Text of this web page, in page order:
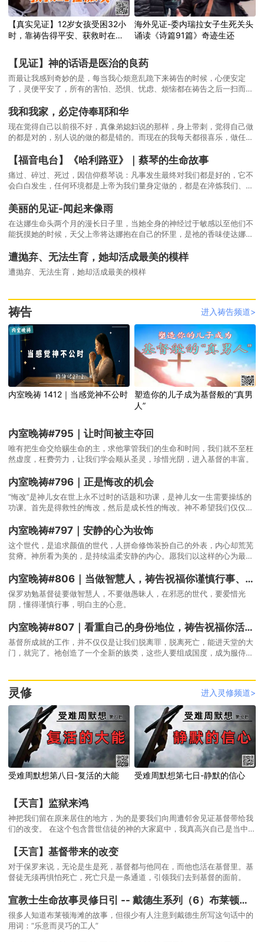
【真实见证】12岁女孩受困32小
时，靠祷告得平安、获救时在微
海外见证-委内瑞拉女子生死关头
诵读《诗篇91篇》奇迹生还
【见证】神的话语是医治的良药
而最让我感到奇妙的是，每当我心烦意乱跪下来祷告的时候，心便安定
了，灵便平安了，所有的害怕、恐惧、忧虑、烦恼都在祷告之后一扫而
的害怕、忧虑和烦恼不过夜。就这样，一次又一次的软弱，一次又一次靠
我和我家，必定侍奉耶和华
现在觉得自己以前很不好，真像弟媳妇说的那样，身上带刺，觉得自己做
的都是对的，别人说的做的都是错的。而现在的我每天都很喜乐，做任何
平静，觉得自己很幸福，也很感恩。
【福音电台】《哈利路亚》｜蔡琴的生命故事
痛过、碎过、死过，因信仰蔡琴说：凡事发生最终对我们都是好的，它不
会白白发生，任何环境都是上帝为我们量身定做的，都是在淬炼我们、塑
美丽的见证-闻起来像雨
在达娜生命头两个月的漫长日子里，当她全身的神经过于敏感以至他们不
能抚摸她的时候，天父上帝将达娜抱在自己的怀里，是祂的香味使达娜始
遭抛弃、无法生育，她却活成最美的模样
遭抛弃、无法生育，她却活成最美的模样
祷告 进入祷告频道>
内室晚祷 1412｜当感觉神不公时
塑造你的儿子成为基督般的“真男
人”
内室晚祷#795｜让时间被主夺回
唯有把生命交给赐生命的主，求他掌管我们的生命和时间，我们就不至枉
然虚度，枉费劳力，让我们学会顺从圣灵，珍惜光阴，进入基督的丰富。
内室晚祷#796｜正是悔改的机会
“悔改”是神儿女在世上永不过时的话题和功课，是神儿女一生需要操练的
功课。首先是得救性的悔改，然后是成长性的悔改。神不希望我们仅仅躺
内室晚祷#797｜安静的心为妆饰
这个世代，是追求颜值的世代，人拼命修饰装扮自己的外表，内心却荒芜
贫瘠。神所看为美的，是持续温柔安静的内心。愿我们以这样的心为最美
内室晚祷#806｜当做智慧人，祷告祝福你谨慎行事、爱惜光阴
保罗劝勉基督徒要做智慧人，不要做愚昧人，在邪恶的世代，要爱惜光
阴，懂得谨慎行事，明白主的心意。
内室晚祷#807｜看重自己的身份地位，祷告祝福你活出尊贵荣耀、宣扬基督美德
基督所成就的工作，并不仅仅是让我们脱离罪，脱离死亡，能进天堂的大
门，就完了。祂创造了一个全新的族类，这些人要组成国度，成为服侍万
灵修 进入灵修频道>
受难周默想第八日-复活的大能 受难周默想第七日-静默的信心
【天言】监狱来鸿
神把我们留在原来居住的地方，为的是要我们向周遭邻舍见证基督带给我
们的改变。 在这个包含普世信徒的神的大家庭中，我真高兴自己是当中的
【天言】基督带来的改变
对于保罗来说，无论是生是死，基督都与他同在，而他也活在基督里。基
督徒无须再惧怕死亡，死亡只是一条通道，引领我们去到基督的面前。
宣教士生命故事灵修日引 -- 戴德生系列（6）布莱顿海滩与神角力
很多人知道布莱顿海滩的故事，但很少有人注意到戴德生所写这句话中的
用词：“乐意而灵巧的工人”